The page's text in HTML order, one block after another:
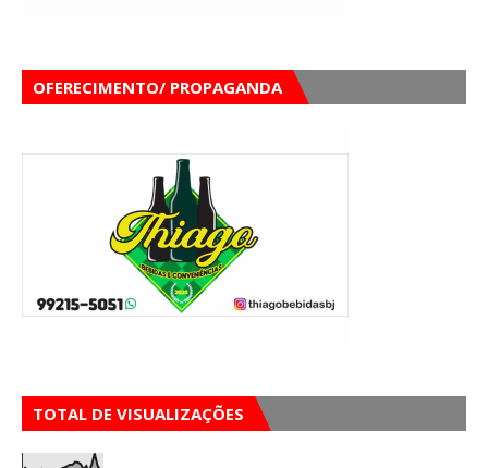
OFERECIMENTO/ PROPAGANDA
TOTAL DE VISUALIZAÇÕES